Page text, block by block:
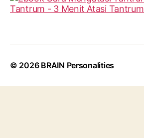
© 2026 BRAIN Personalities